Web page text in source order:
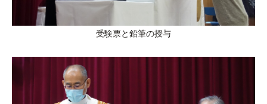
受験票と鉛筆の授与